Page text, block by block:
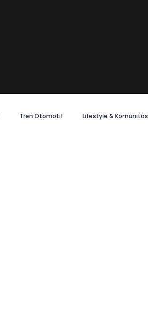
Tren Otomotif Lifestyle & Komunitas